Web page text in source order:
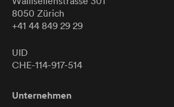
8050 Zürich
+41 44 849 29 29
UID
CHE-114-917-514
Unternehmen